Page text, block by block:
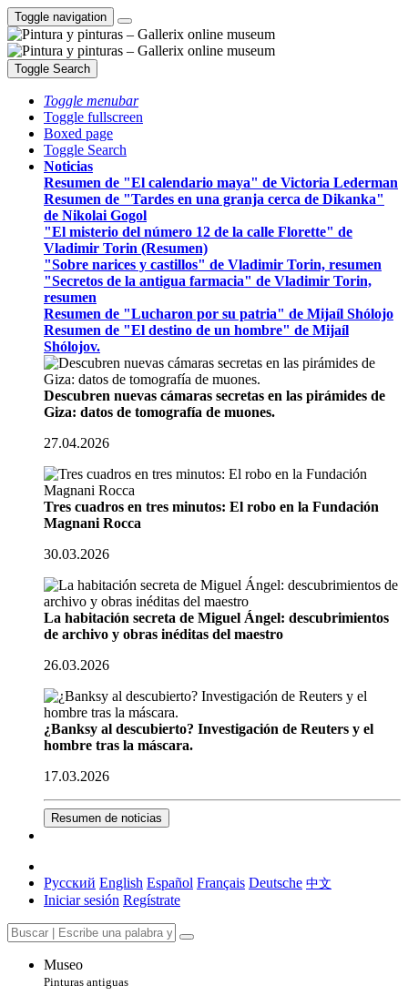
Toggle navigation
Toggle Search
Toggle menubar
Toggle fullscreen
Boxed page
Toggle Search
Noticias
Resumen de "El calendario maya" de Victoria Lederman
Resumen de "Tardes en una granja cerca de Dikanka"
de Nikolai Gogol
"El misterio del número 12 de la calle Florette" de
Vladimir Torin (Resumen)
"Sobre narices y castillos" de Vladimir Torin, resumen
"Secretos de la antigua farmacia" de Vladimir Torin,
resumen
Resumen de "Lucharon por su patria" de Mijaíl Shólojo
Resumen de "El destino de un hombre" de Mijaíl
Shólojov.
Descubren nuevas cámaras secretas en las pirámides de
Giza: datos de tomografía de muones.
27.04.2026
Tres cuadros en tres minutos: El robo en la Fundación
Magnani Rocca
30.03.2026
La habitación secreta de Miguel Ángel: descubrimientos
de archivo y obras inéditas del maestro
26.03.2026
¿Banksy al descubierto? Investigación de Reuters y el
hombre tras la máscara.
17.03.2026
Resumen de noticias
Русский English Español Français Deutsche 中文
Iniciar sesión Regístrate
Museo
Pinturas antiguas